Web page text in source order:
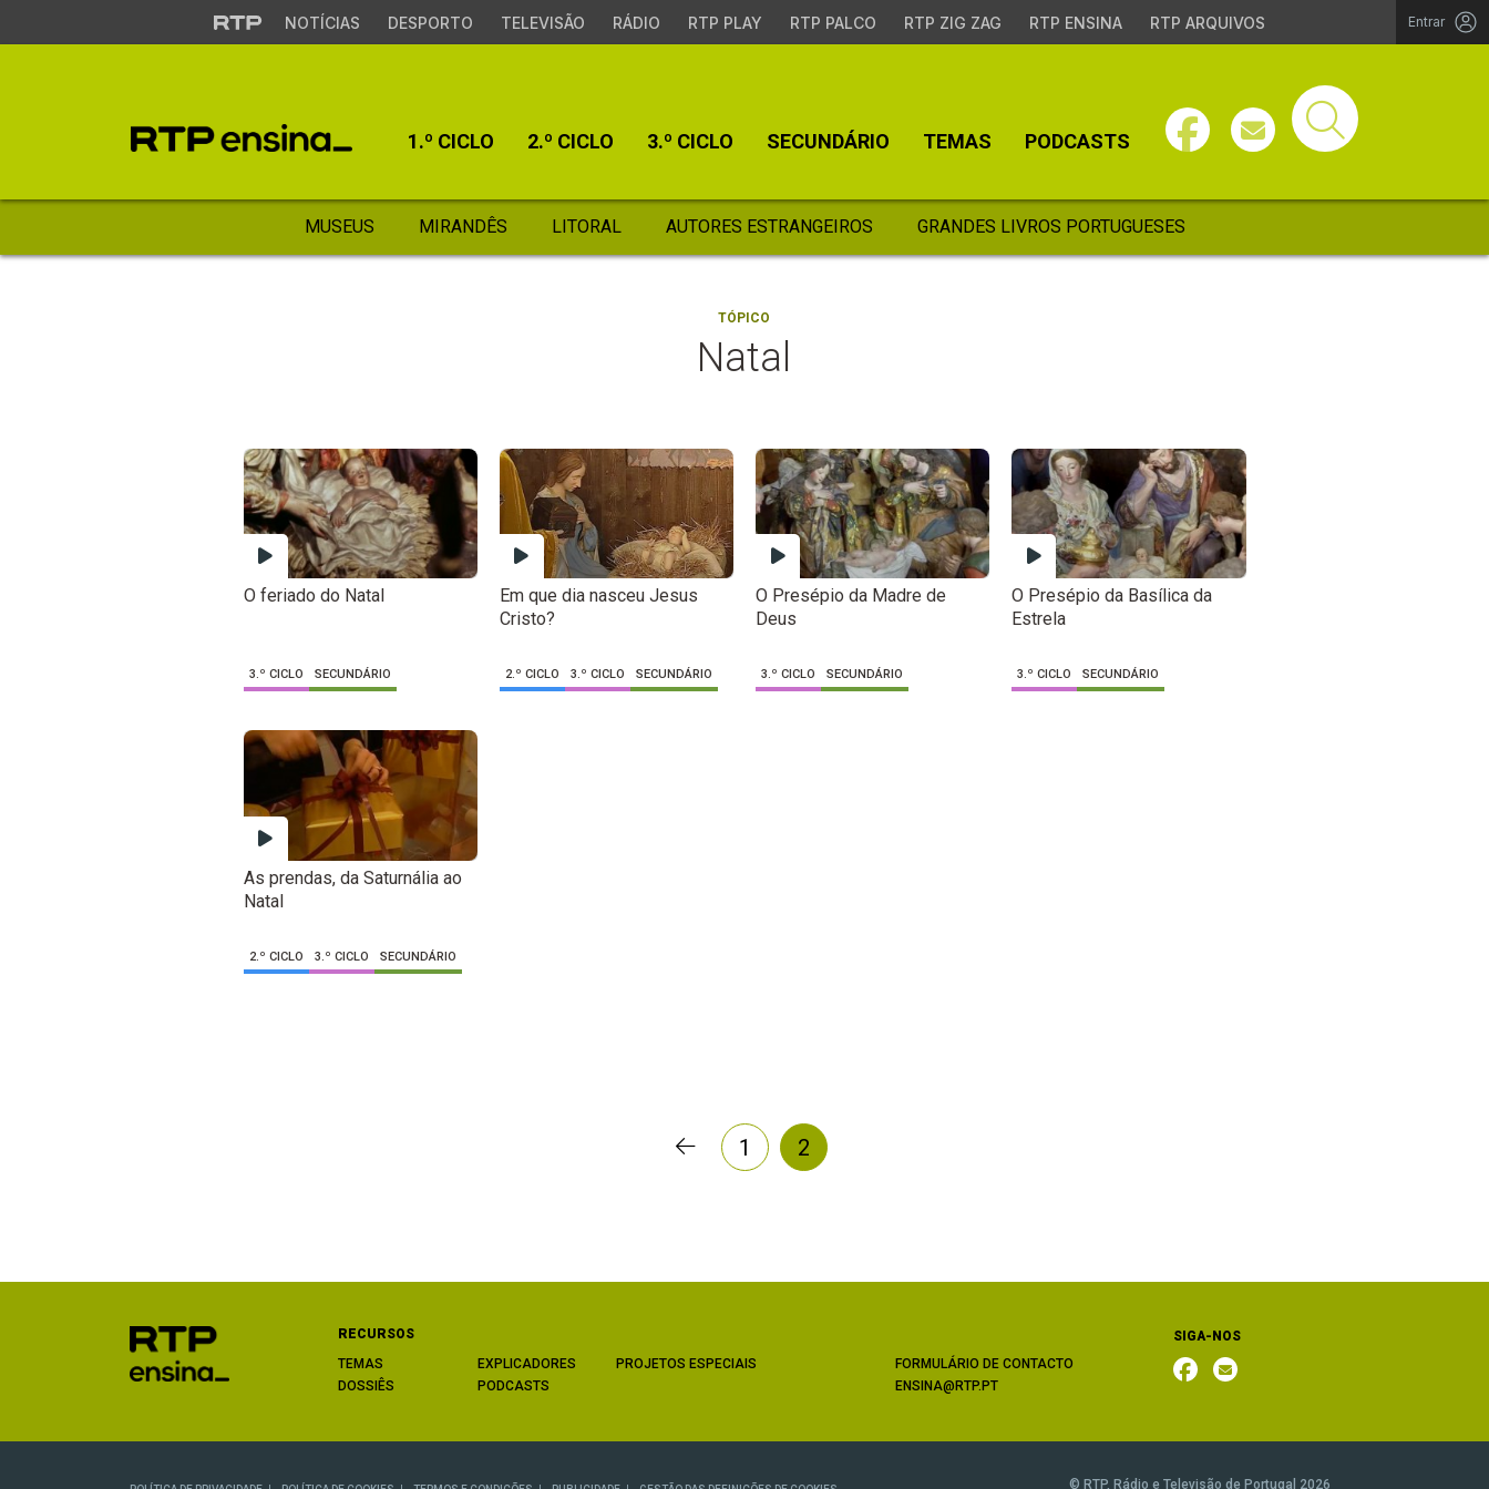
NOTÍCIAS DESPORTO TELEVISÃO RÁDIO RTP PLAY RTP PALCO RTP ZIG ZAG RTP ENSINA RTP ARQUIVOS Entrar
1.º CICLO 2.º CICLO 3.º CICLO SECUNDÁRIO TEMAS PODCASTS
MUSEUS MIRANDÊS LITORAL AUTORES ESTRANGEIROS GRANDES LIVROS PORTUGUESES
TÓPICO
Natal
O feriado do Natal
3.º CICLO SECUNDÁRIO
Em que dia nasceu Jesus
Cristo?
2.º CICLO 3.º CICLO SECUNDÁRIO
O Presépio da Madre de
Deus
3.º CICLO SECUNDÁRIO
O Presépio da Basílica da
Estrela
3.º CICLO SECUNDÁRIO
As prendas, da Saturnália ao
Natal
2.º CICLO 3.º CICLO SECUNDÁRIO
1 2
RECURSOS
TEMAS
DOSSIÊS
EXPLICADORES
PODCASTS
PROJETOS ESPECIAIS
FORMULÁRIO DE CONTACTO
ENSINA@RTP.PT
SIGA-NOS
© RTP, Rádio e Televisão de Portugal 2026